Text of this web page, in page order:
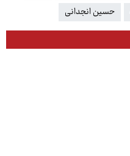
حسین انجدانی